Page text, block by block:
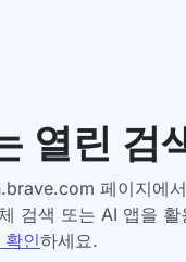
열린 검
페이지에
검색 또는 AI 앱을 활
인하세요.